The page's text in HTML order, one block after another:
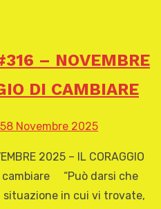
– NOVEMBRE
DI CAMBIARE
8 Novembre 2025
2025 – IL CORAGGIO
cambiare “Può darsi che
situazione in cui vi trovate,